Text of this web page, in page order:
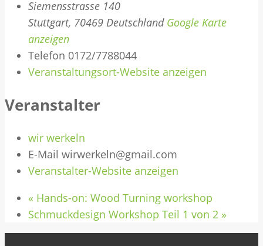
Siemensstrasse 140
Stuttgart, 70469 Deutschland Google Karte
anzeigen
Telefon 0172/7788044
Veranstaltungsort-Website anzeigen
Veranstalter
wir werkeln
E-Mail wirwerkeln@gmail.com
Veranstalter-Website anzeigen
« Hands-on: Wood Turning workshop
Schmuckdesign Workshop Teil 1 von 2 »